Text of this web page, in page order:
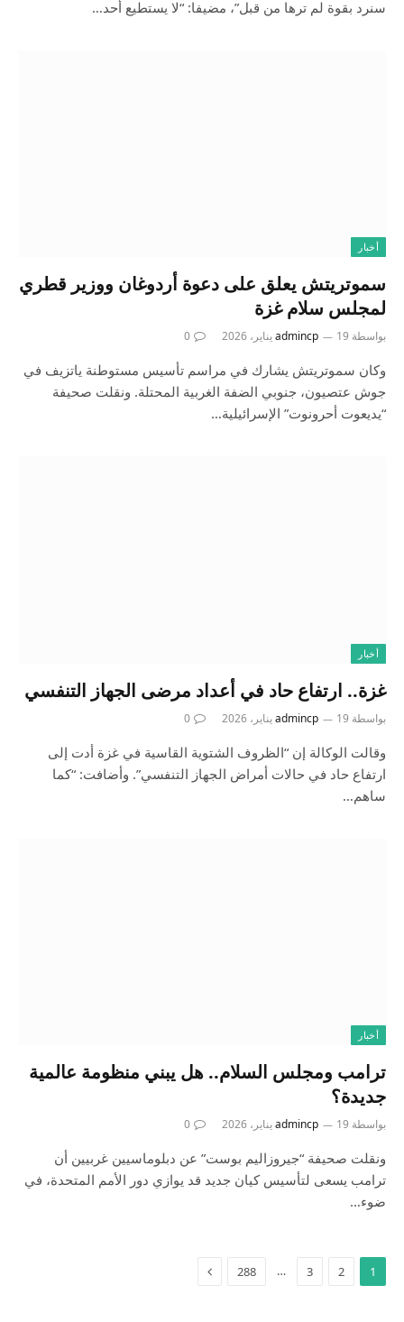
سنرد بقوة لم ترها من قبل”، مضيفا: “لا يستطيع أحد…
أخبار
سموتريتش يعلق على دعوة أردوغان ووزير قطري
لمجلس سلام غزة
بواسطة admincp 19 يناير، 2026 0
وكان سموتريتش يشارك في مراسم تأسيس مستوطنة ياتزيف في
جوش عتصيون، جنوبي الضفة الغربية المحتلة. ونقلت صحيفة
“يديعوت أحرونوت” الإسرائيلية…
أخبار
غزة.. ارتفاع حاد في أعداد مرضى الجهاز التنفسي
بواسطة admincp 19 يناير، 2026 0
وقالت الوكالة إن “الظروف الشتوية القاسية في غزة أدت إلى
ارتفاع حاد في حالات أمراض الجهاز التنفسي”. وأضافت: “كما
ساهم…
أخبار
ترامب ومجلس السلام.. هل يبني منظومة عالمية
جديدة؟
بواسطة admincp 19 يناير، 2026 0
ونقلت صحيفة “جيروزاليم بوست” عن دبلوماسيين غربيين أن
ترامب يسعى لتأسيس كيان جديد قد يوازي دور الأمم المتحدة، في
ضوء…
1
2
3
…
288 التالي